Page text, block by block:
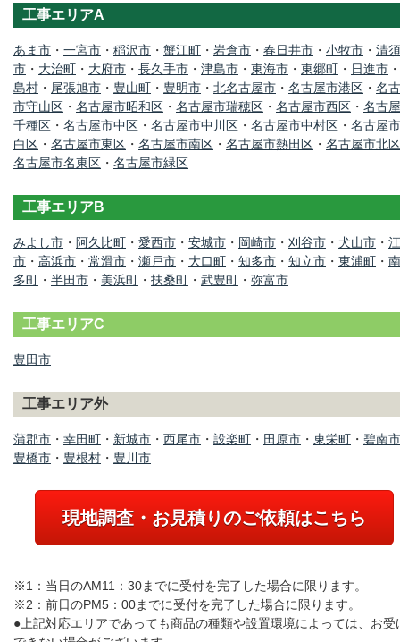
工事エリアA
あま市 ・ 一宮市 ・ 稲沢市 ・ 蟹江町 ・ 岩倉市 ・ 春日井市 ・ 小牧市 ・ 清須
市 ・ 大治町 ・ 大府市 ・ 長久手市 ・ 津島市 ・ 東海市 ・ 東郷町 ・ 日進市 ・
島村 ・ 尾張旭市 ・ 豊山町 ・ 豊明市 ・ 北名古屋市 ・ 名古屋市港区 ・ 名
市守山区 ・ 名古屋市昭和区 ・ 名古屋市瑞穂区 ・ 名古屋市西区 ・ 名古
千種区 ・ 名古屋市中区 ・ 名古屋市中川区 ・ 名古屋市中村区 ・ 名古屋
白区 ・ 名古屋市東区 ・ 名古屋市南区 ・ 名古屋市熱田区 ・ 名古屋市北区
名古屋市名東区 ・ 名古屋市緑区
工事エリアB
みよし市 ・ 阿久比町 ・ 愛西市 ・ 安城市 ・ 岡崎市 ・ 刈谷市 ・ 犬山市 ・
市 ・ 高浜市 ・ 常滑市 ・ 瀬戸市 ・ 大口町 ・ 知多市 ・ 知立市 ・ 東浦町 ・
多町 ・ 半田市 ・ 美浜町 ・ 扶桑町 ・ 武豊町 ・ 弥富市
工事エリアC
豊田市
工事エリア外
蒲郡市 ・ 幸田町 ・ 新城市 ・ 西尾市 ・ 設楽町 ・ 田原市 ・ 東栄町 ・ 碧南市
豊橋市 ・ 豊根村 ・ 豊川市
現地調査・お見積りのご依頼はこちら
※1：当日のAM11：30までに受付を完了した場合に限ります。
※2：前日のPM5：00までに受付を完了した場合に限ります。
●上記対応エリアであっても商品の種類や設置環境によっては、お受